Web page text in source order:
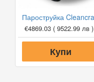
€4869.03 ( 9522.99 лв )
Купи